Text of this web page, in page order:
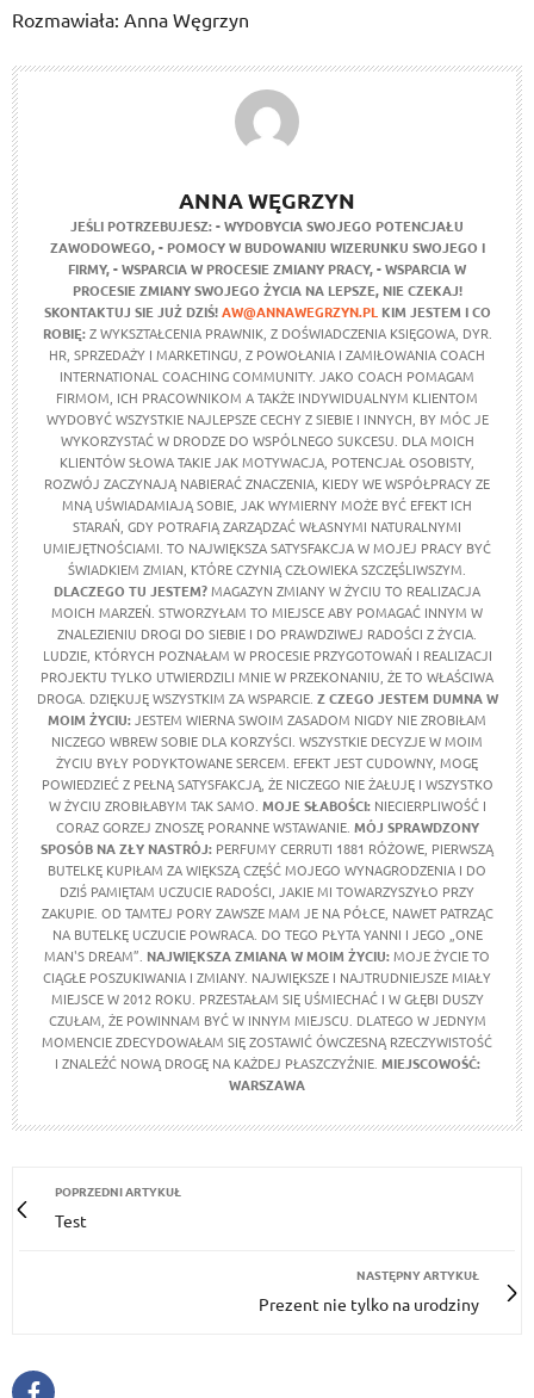
Rozmawiała: Anna Węgrzyn
ANNA WĘGRZYN
JEŚLI POTRZEBUJESZ:- WYDOBYCIA SWOJEGO POTENCJAŁU
ZAWODOWEGO, - POMOCY W BUDOWANIU WIZERUNKU SWOJEGO I
FIRMY,- WSPARCIA W PROCESIE ZMIANY PRACY,- WSPARCIA W
PROCESIE ZMIANY SWOJEGO ŻYCIA NA LEPSZE, NIE CZEKAJ!
SKONTAKTUJ SIE JUŻ DZIŚ!AW@ANNAWEGRZYN.PL KIM JESTEM I CO
ROBIĘ:Z WYKSZTAŁCENIA PRAWNIK, Z DOŚWIADCZENIA KSIĘGOWA, DYR.
HR, SPRZEDAŻY I MARKETINGU, Z POWOŁANIA I ZAMIŁOWANIA COACH
INTERNATIONAL COACHING COMMUNITY. JAKO COACH POMAGAM
FIRMOM, ICH PRACOWNIKOM A TAKŻE INDYWIDUALNYM KLIENTOM
WYDOBYĆ WSZYSTKIE NAJLEPSZE CECHY Z SIEBIE I INNYCH, BY MÓC JE
WYKORZYSTAĆ W DRODZE DO WSPÓLNEGO SUKCESU. DLA MOICH
KLIENTÓW SŁOWA TAKIE JAK MOTYWACJA, POTENCJAŁ OSOBISTY,
ROZWÓJ ZACZYNAJĄ NABIERAĆ ZNACZENIA, KIEDY WE WSPÓŁPRACY ZE
MNĄ UŚWIADAMIAJĄ SOBIE, JAK WYMIERNY MOŻE BYĆ EFEKT ICH
STARAŃ, GDY POTRAFIĄ ZARZĄDZAĆ WŁASNYMI NATURALNYMI
UMIEJĘTNOŚCIAMI. TO NAJWIĘKSZA SATYSFAKCJA W MOJEJ PRACY BYĆ
ŚWIADKIEM ZMIAN, KTÓRE CZYNIĄ CZŁOWIEKA SZCZĘŚLIWSZYM.
DLACZEGO TU JESTEM?MAGAZYN ZMIANY W ŻYCIU TO REALIZACJA
MOICH MARZEŃ. STWORZYŁAM TO MIEJSCE ABY POMAGAĆ INNYM W
ZNALEZIENIU DROGI DO SIEBIE I DO PRAWDZIWEJ RADOŚCI Z ŻYCIA.
LUDZIE, KTÓRYCH POZNAŁAM W PROCESIE PRZYGOTOWAŃ I REALIZACJI
PROJEKTU TYLKO UTWIERDZILI MNIE W PRZEKONANIU, ŻE TO WŁAŚCIWA
DROGA. DZIĘKUJĘ WSZYSTKIM ZA WSPARCIE. Z CZEGO JESTEM DUMNA W
MOIM ŻYCIU:JESTEM WIERNA SWOIM ZASADOM NIGDY NIE ZROBIŁAM
NICZEGO WBREW SOBIE DLA KORZYŚCI. WSZYSTKIE DECYZJE W MOIM
ŻYCIU BYŁY PODYKTOWANE SERCEM. EFEKT JEST CUDOWNY, MOGĘ
POWIEDZIEĆ Z PEŁNĄ SATYSFAKCJĄ, ŻE NICZEGO NIE ŻAŁUJĘ I WSZYSTKO
W ŻYCIU ZROBIŁABYM TAK SAMO. MOJE SŁABOŚCI:NIECIERPLIWOŚĆ I
CORAZ GORZEJ ZNOSZĘ PORANNE WSTAWANIE. MÓJ SPRAWDZONY
SPOSÓB NA ZŁY NASTRÓJ: PERFUMY CERRUTI 1881 RÓŻOWE, PIERWSZĄ
BUTELKĘ KUPIŁAM ZA WIĘKSZĄ CZĘŚĆ MOJEGO WYNAGRODZENIA I DO
DZIŚ PAMIĘTAM UCZUCIE RADOŚCI, JAKIE MI TOWARZYSZYŁO PRZY
ZAKUPIE. OD TAMTEJ PORY ZAWSZE MAM JE NA PÓŁCE, NAWET PATRZĄC
NA BUTELKĘ UCZUCIE POWRACA. DO TEGO PŁYTA YANNI I JEGO „ONE
MAN'S DREAM”. NAJWIĘKSZA ZMIANA W MOIM ŻYCIU:MOJE ŻYCIE TO
CIĄGŁE POSZUKIWANIA I ZMIANY. NAJWIĘKSZE I NAJTRUDNIEJSZE MIAŁY
MIEJSCE W 2012 ROKU. PRZESTAŁAM SIĘ UŚMIECHAĆ I W GŁĘBI DUSZY
CZUŁAM, ŻE POWINNAM BYĆ W INNYM MIEJSCU. DLATEGO W JEDNYM
MOMENCIE ZDECYDOWAŁAM SIĘ ZOSTAWIĆ ÓWCZESNĄ RZECZYWISTOŚĆ
I ZNALEŹĆ NOWĄ DROGĘ NA KAŻDEJ PŁASZCZYŹNIE. MIEJSCOWOŚĆ:
WARSZAWA
POPRZEDNI ARTYKUŁ
Test
NASTĘPNY ARTYKUŁ
Prezent nie tylko na urodziny